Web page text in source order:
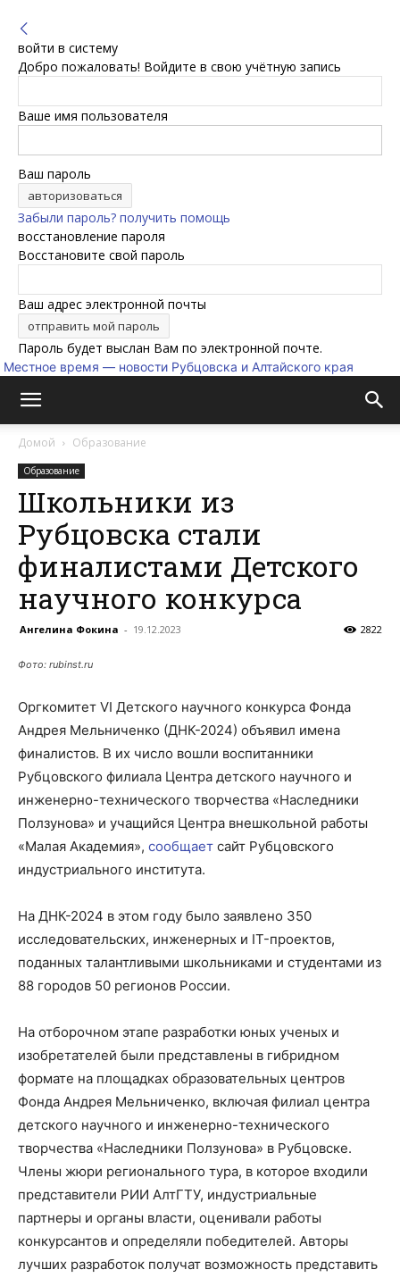
войти в систему
Добро пожаловать! Войдите в свою учётную запись
Ваше имя пользователя
Ваш пароль
Забыли пароль? получить помощь
восстановление пароля
Восстановите свой пароль
Ваш адрес электронной почты
Пароль будет выслан Вам по электронной почте.
Местное время — новости Рубцовска и Алтайского края
Домой Образование
Образование
Школьники из
Рубцовска стали
финалистами Детского
научного конкурса
Ангелина Фокина - 19.12.2023 2822
Фото: rubinst.ru
Оргкомитет VI Детского научного конкурса Фонда
Андрея Мельниченко (ДНК-2024) объявил имена
финалистов. В их число вошли воспитанники
Рубцовского филиала Центра детского научного и
инженерно-технического творчества «Наследники
Ползунова» и учащийся Центра внешкольной работы
«Малая Академия», сообщает сайт Рубцовского
индустриального института.
На ДНК-2024 в этом году было заявлено 350
исследовательских, инженерных и IT-проектов,
поданных талантливыми школьниками и студентами из
88 городов 50 регионов России.
На отборочном этапе разработки юных ученых и
изобретателей были представлены в гибридном
формате на площадках образовательных центров
Фонда Андрея Мельниченко, включая филиал центра
детского научного и инженерно-технического
творчества «Наследники Ползунова» в Рубцовске.
Члены жюри регионального тура, в которое входили
представители РИИ АлтГТУ, индустриальные
партнеры и органы власти, оценивали работы
конкурсантов и определяли победителей. Авторы
лучших разработок получат возможность представить